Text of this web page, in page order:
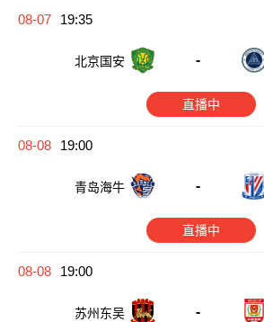
08-07 19:35
北京国安 -
直播中
08-08 19:00
青岛海牛 -
直播中
08-08 19:00
苏州东吴 -